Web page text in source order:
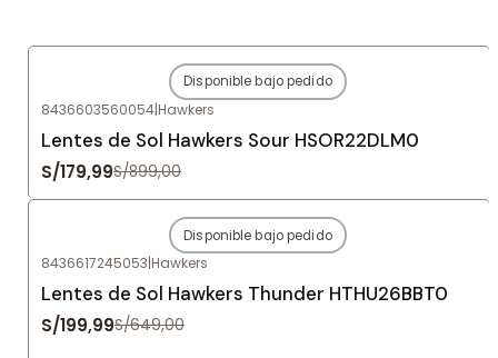
Agotado
Disponible bajo pedido
8436603560054|Hawkers
Lentes de Sol Hawkers Sour HSOR22DLM0
S/179,99S/899,00
Agotado
Disponible bajo pedido
8436617245053|Hawkers
Lentes de Sol Hawkers Thunder HTHU26BBT0
S/199,99S/649,00